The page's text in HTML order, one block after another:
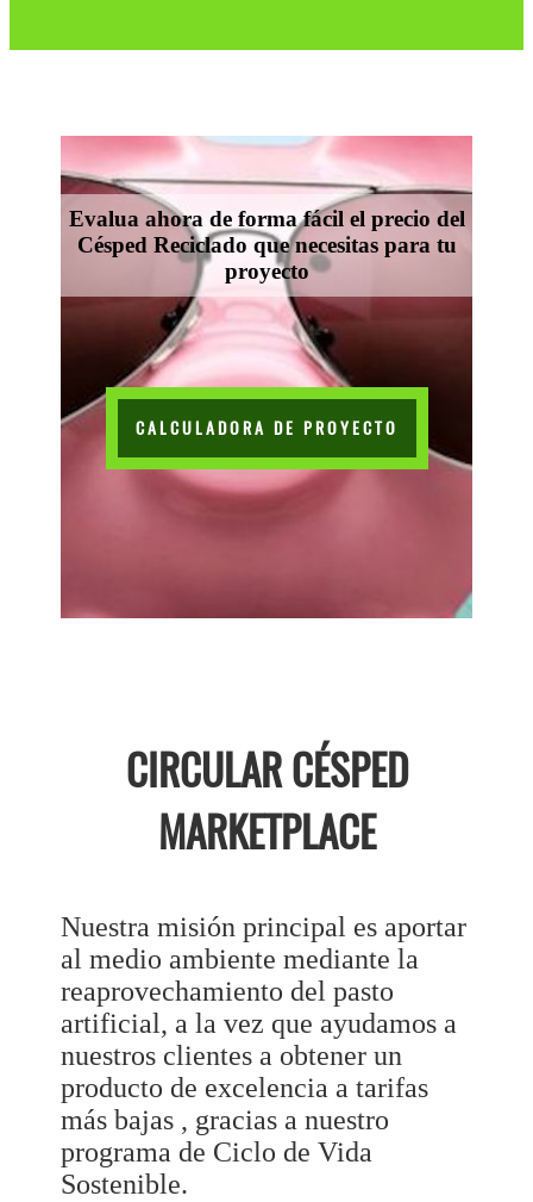
Evalua ahora de forma fácil el precio del
Césped Reciclado que necesitas para tu
proyecto
CALCULADORA DE PROYECTO
CIRCULAR CÉSPED
MARKETPLACE
Nuestra misión principal es aportar
al medio ambiente mediante la
reaprovechamiento del pasto
artificial, a la vez que ayudamos a
nuestros clientes a obtener un
producto de excelencia a tarifas
más bajas , gracias a nuestro
programa de Ciclo de Vida
Sostenible.